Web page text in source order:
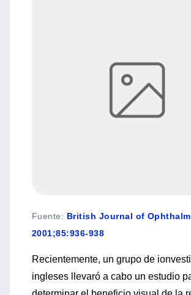
Fuente: British Journal of
2001;85:936-938
Recientemente, un grupo de
ingleses llevaró a cabo un estudio